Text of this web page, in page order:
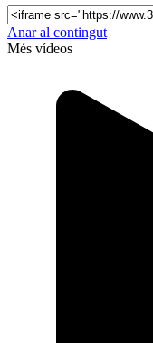
Anar al contingut
Més vídeos